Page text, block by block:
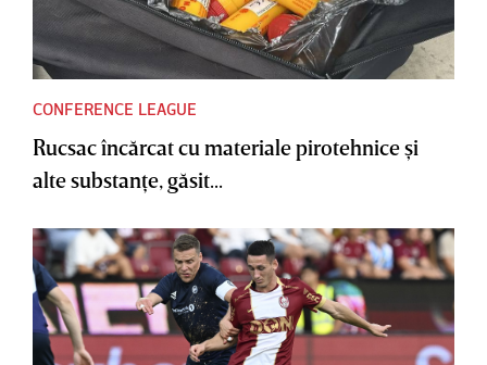
CONFERENCE LEAGUE
Rucsac încărcat cu materiale pirotehnice şi
alte substanţe, găsit...